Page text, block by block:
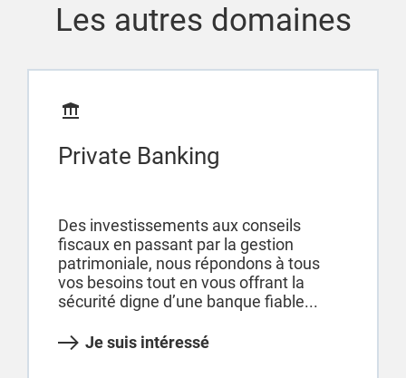
Les autres domaines
Private Banking
Des investissements aux conseils
fiscaux en passant par la gestion
patrimoniale, nous répondons à tous
vos besoins tout en vous offrant la
sécurité digne d’une banque fiable...
Je suis intéressé